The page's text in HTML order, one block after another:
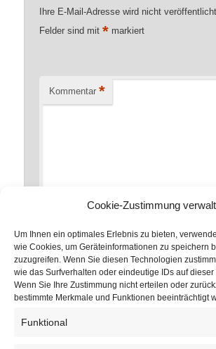
Cookie-Zustimmung
Um Ihnen ein optimales Erlebnis zu bieten,
wie Cookies, um Geräteinformationen zu speichern
zuzugreifen. Wenn Sie diesen Technologien
wie das Surfverhalten oder eindeutige IDs auf
Wenn Sie Ihre Zustimmung nicht erteilen oder
bestimmte Merkmale und Funktionen beeinträchtigt
Funktional
Ihre E-Mail-Adresse wird nicht
Felder sind mit* markiert
Kommentar *
Name *